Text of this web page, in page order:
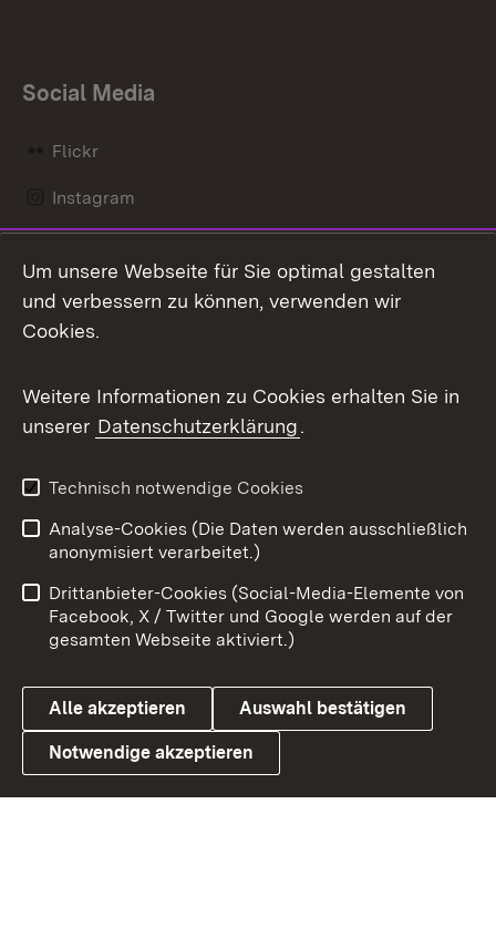
Social Media
Flickr
Instagram
Mastodon
Messenger
Social Wall
X / Twitter
Youtube
Link zum Landesportal
Benutzungshinweise
Barrierefreiheit
Datenschutz
Cookies
Um unsere Webseite für Sie optimal gestalten
und verbessern zu können, verwenden wir
Cookies.
Weitere Informationen zu Cookies erhalten Sie in
unserer Datenschutzerklärung.
Technisch notwendige Cookies
Analyse-Cookies (Die Daten werden ausschließlich
anonymisiert verarbeitet.)
Drittanbieter-Cookies (Social-Media-Elemente von
Facebook, X / Twitter und Google werden auf der
gesamten Webseite aktiviert.)
Alle akzeptieren Auswahl bestätigen
Notwendige akzeptieren